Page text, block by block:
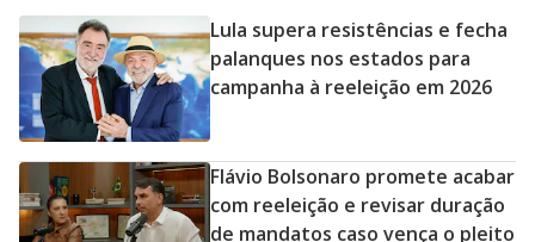
Lula supera resistências e fecha
palanques nos estados para
campanha à reeleição em 2026
Flávio Bolsonaro promete acabar
com reeleição e revisar duração
de mandatos caso vença o pleito